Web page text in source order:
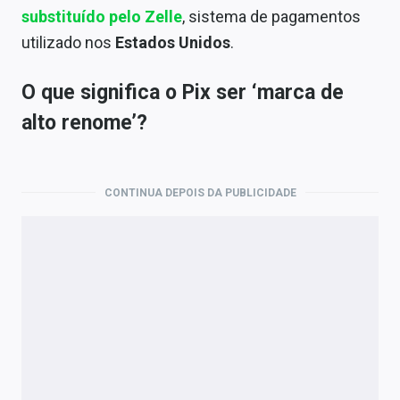
substituído pelo Zelle, sistema de pagamentos
utilizado nos Estados Unidos.
O que significa o Pix ser ‘marca de
alto renome’?
CONTINUA DEPOIS DA PUBLICIDADE